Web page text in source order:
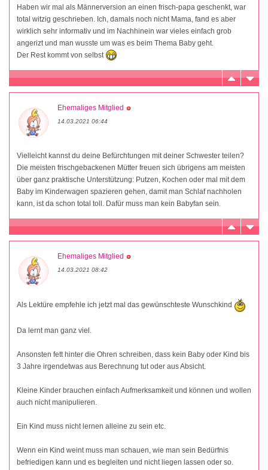
Haben wir mal als Männerversion an einen frisch-papa geschenkt, war
total witzig geschrieben. Ich, damals noch nicht Mama, fand es aber
wirklich sehr informativ und im Nachhinein war vieles einfach grob
angerizt und man wusste um was es beim Thema Baby geht.
Der Rest kommt von selbst
Ehemaliges Mitglied
14.03.2021 06:44
Vielleicht kannst du deine Befürchtungen mit deiner Schwester teilen?
Die meisten frischgebackenen Mütter freuen sich übrigens am meisten
über ganz praktische Unterstützung: Putzen, Kochen oder mal mit dem
Baby im Kinderwagen spazieren gehen, damit man Schlaf nachholen
kann, ist da schon total toll. Dafür muss man kein Babyfan sein.
Ehemaliges Mitglied
14.03.2021 08:42
Als Lektüre empfehle ich jetzt mal das gewünschteste Wunschkind
Da lernt man ganz viel.
Ansonsten fett hinter die Ohren schreiben, dass kein Baby oder Kind bis
3 Jahre irgendetwas aus Berechnung tut oder aus Absicht.
Kleine Kinder brauchen einfach Aufmerksamkeit und können und wollen
auch nicht manipulieren.
Ein Kind muss nicht lernen alleine zu sein etc.
Wenn ein Kind weint muss man schauen, wie man sein Bedürfnis
befriedigen kann und es begleiten und nicht liegen lassen oder so.